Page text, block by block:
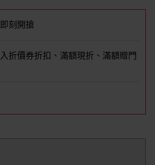
刻開搶
折價券折扣、滿額現折、滿額贈門